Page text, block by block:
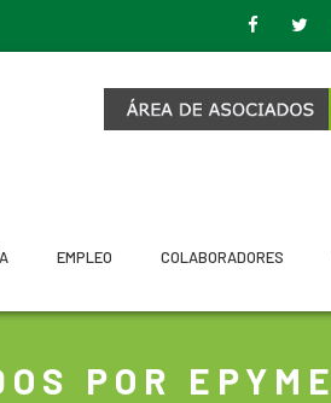
EMPLEO COLABORADORES
POR EPYME